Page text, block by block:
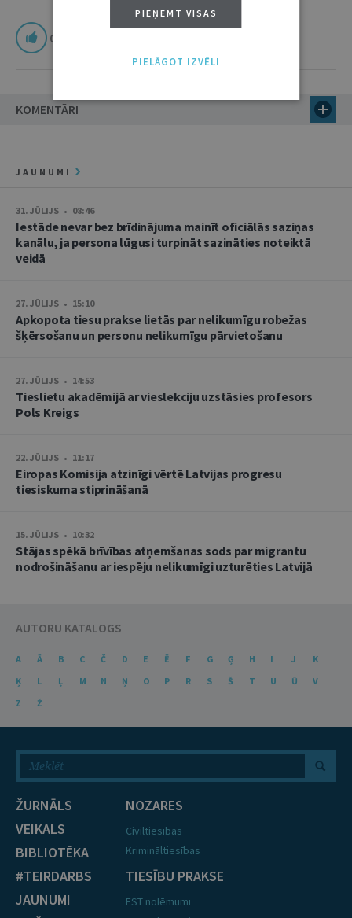
0
KOMENTĀRI
JAUNUMI
31. JŪLIJS • 08:46
Iestāde nevar bez brīdinājuma mainīt oficiālās saziņas
kanālu, ja persona lūgusi turpināt sazināties noteiktā
veidā
27. JŪLIJS • 15:10
Apkopota tiesu prakse lietās par nelikumīgu robežas
šķērsošanu un personu nelikumīgu pārvietošanu
27. JŪLIJS • 14:53
Tieslietu akadēmijā ar vieslekciju uzstāsies profesors
Pols Kreigs
22. JŪLIJS • 11:17
Eiropas Komisija atzinīgi vērtē Latvijas progresu
tiesiskuma stiprināšanā
15. JŪLIJS • 10:32
Stājas spēkā brīvības atņemšanas sods par migrantu
nodrošināšanu ar iespēju nelikumīgi uzturēties Latvijā
AUTORU KATALOGS
A Ā B C Č D E Ē F G Ģ H I J
K
Ķ
L Ļ M N Ņ O P R S Š T U Ū
V
Z
Ž
ŽURNĀLS
VEIKALS
BIBLIOTĒKA
#TEIRDARBS
JAUNUMI
NOZARES
Civiltiesības
Krimināltiesības
TIESĪBU PRAKSE
EST nolēmumi
PIEŅEMT VISAS
PIELĀGOT IZVĒLI